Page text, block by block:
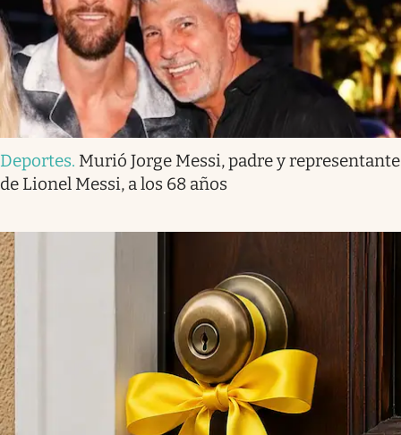
Deportes. Murió Jorge Messi, padre y representante
de Lionel Messi, a los 68 años